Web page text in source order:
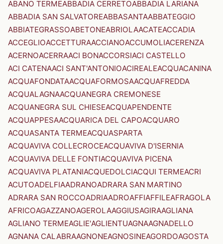
ABANO TERMEABBADIA CERRETOABBADIA LARIANA
ABBADIA SAN SALVATOREABBASANTAABBATEGGIO
ABBIATEGRASSOABETONEABRIOLAACATEACCADIA
ACCEGLIOACCETTURAACCIANOACCUMOLIACERENZA
ACERNOACERRAACI BONACCORSIACI CASTELLO
ACI CATENAACI SANT'ANTONIOACIREALEACQUACANINA
ACQUAFONDATAACQUAFORMOSAACQUAFREDDA
ACQUALAGNAACQUANEGRA CREMONESE
ACQUANEGRA SUL CHIESEACQUAPENDENTE
ACQUAPPESAACQUARICA DEL CAPOACQUARO
ACQUASANTA TERMEACQUASPARTA
ACQUAVIVA COLLECROCEACQUAVIVA D'ISERNIA
ACQUAVIVA DELLE FONTIACQUAVIVA PICENA
ACQUAVIVA PLATANIACQUEDOLCIACQUI TERMEACRI
ACUTOADELFIAADRANOADRARA SAN MARTINO
ADRARA SAN ROCCOADRIAADROAFFIAFFILEAFRAGOLA
AFRICOAGAZZANOAGEROLAAGGIUSAGIRAAGLIANA
AGLIANO TERMEAGLIE'AGLIENTUAGNAAGNADELLO
AGNANA CALABRAAGNONEAGNOSINEAGORDOAGOSTA